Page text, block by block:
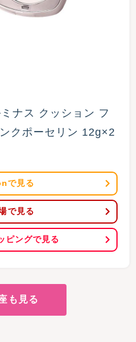
ナス クッション フ
で見る
で見る
ピングで見る
も見る